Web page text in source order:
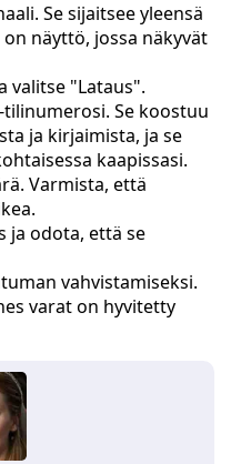
Se sijaitsee yleensä
näyttö, jossa näkyvät
valitse "Lataus".
tilinumerosi. Se koostuu
ja kirjaimista, ja se
kaapissasi.
Varmista, että
ja odota, että se
vahvistamiseksi.
varat on hyvitetty